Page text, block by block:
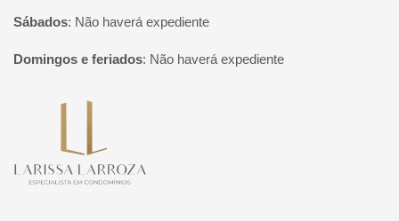
Sábados: Não haverá expediente
Domingos e feriados: Não haverá expediente